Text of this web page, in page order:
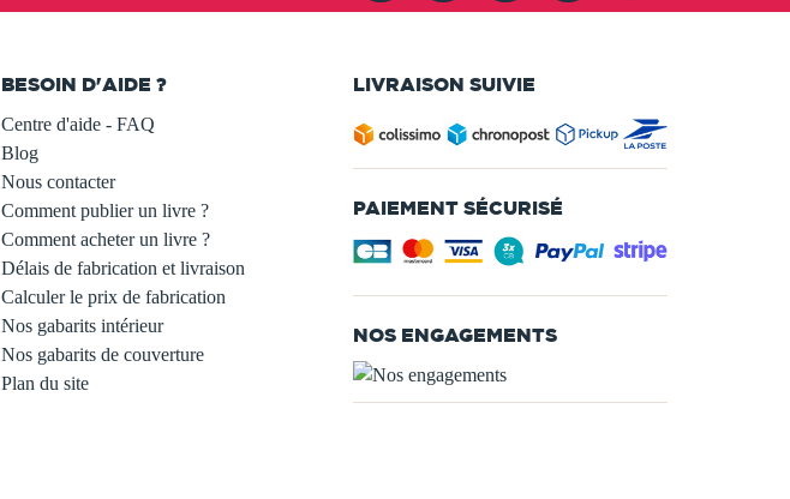
BESOIN D'AIDE ?
Centre d'aide - FAQ
Blog
Nous contacter
Comment publier un livre ?
Comment acheter un livre ?
Délais de fabrication et livraison
Calculer le prix de fabrication
Nos gabarits intérieur
Nos gabarits de couverture
Plan du site
LIVRAISON SUIVIE
PAIEMENT SÉCURISÉ
NOS ENGAGEMENTS